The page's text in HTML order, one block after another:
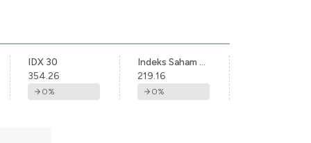
IDX 30
354.26
0%
Indeks Saham Syariah Indonesia
219.16
0%